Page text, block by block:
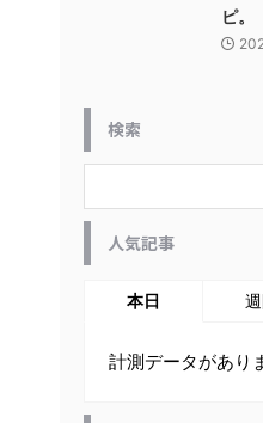
ピ。
検索
人気記事
本日
計測データがあり